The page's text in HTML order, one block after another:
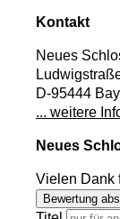
Kontakt
Neues
D-95444
... weitere
Neues
Vielen Dank
Bewertung